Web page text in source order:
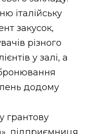
італійську
закусок,
різного
у залі, а
додому
грантову